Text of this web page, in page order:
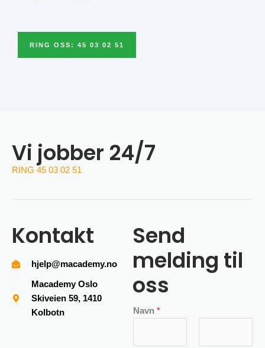
RING OSS: 45 03 02 51
Vi jobber 24/7
RING 45 03 02 51
Kontakt
hjelp@macademy.no
Macademy Oslo
Skiveien 59, 1410
Kolbotn
Send
melding til
oss
Navn *